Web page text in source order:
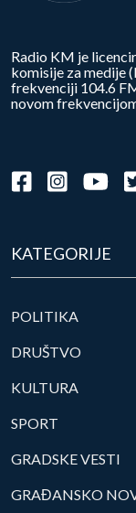
Radio KM je
komisije za medije
frekvenciji 104.6
novom
KATEGORIJE
POLITIKA
DRUŠTVO
KULTURA
SPORT
GRADSKE VESTI
GRAĐANSKO